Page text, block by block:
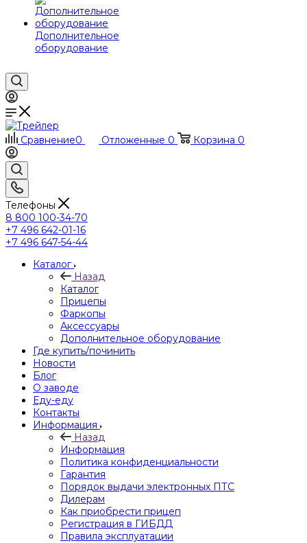
Дополнительное
оборудование
Сравнение0 Отложенные 0 Корзина 0
Телефоны
8 800 100-34-70
+7 496 642-01-16
+7 496 647-54-44
Каталог
Назад
Каталог
Прицепы
Фаркопы
Аксессуары
Дополнительное оборудование
Где купить/починить
Новости
Блог
О заводе
Еду-еду
Контакты
Информация
Назад
Информация
Политика конфиденциальности
Гарантия
Порядок выдачи электронных ПТС
Дилерам
Как приобрести прицеп
Регистрация в ГИБДД
Правила эксплуатации